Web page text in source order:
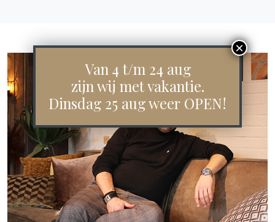
Van 4 t/m 24 aug
zijn wij met vakantie.
Dinsdag 25 aug weer OPEN!